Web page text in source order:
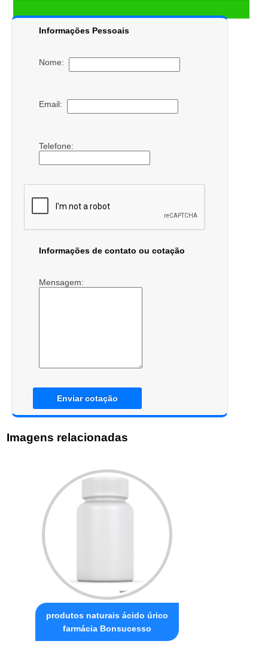
Informações Pessoais
Nome:
Email:
Telefone:
Informações de contato ou cotação
Mensagem:
Enviar cotação
Imagens relacionadas
produtos naturais ácido úrico
farmácia Bonsucesso